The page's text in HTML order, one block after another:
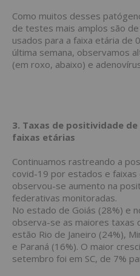
Como muitos desses
de testes mais amplos são
usados para a faixa etária de
última semana, observamos
(em roxo, abaixo) e
3. Taxas de positividade
faixas etárias
Continuamos rastreando a
covid-19 por estados e faixas
observou-se aumento na
federativas monitoradas.
No estado de Goiás (28%) e
observa-se as maiores taxas
estão Rio de Janeiro (24%),
e Paraná (16%). O maior
setembro foi em SC, de 7%